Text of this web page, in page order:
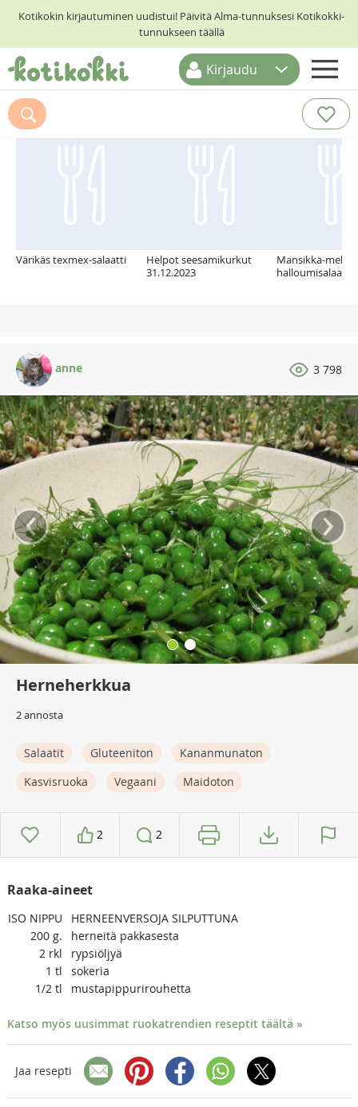
Kotikokin kirjautuminen uudistui! Päivitä Alma-tunnuksesi Kotikokki-
tunnukseen täällä
ETUSIVU
RESEPTIHAKU
Kirjaudu
Suosittelemme myös
Värikäs texmex-salaatti
Helpot seesamikurkut
31.12.2023
Mansikka-
halloumisalaatti
anne 3 798
‹ ›
Herneherkkua
2 annosta
Salaatit Gluteeniton
Kananmunaton
Kasvisruoka
Vegaani Maidoton
2 2
Raaka-aineet
ISO NIPPU
HERNEENVERSOJA SILPUTTUNA
200 g.
herneitä pakkasesta
2 rkl
rypsiöljyä
1 tl
sokeria
1/2 tl mustapippurirouhetta
Katso myös uusimmat ruokatrendien reseptit täältä »
Jaa resepti